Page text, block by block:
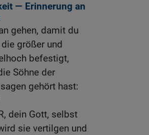
— Erinnerung an
gehen, damit du
größer und
befestigt,
Söhne der
gehört hast:
dein Gott, selbst
sie vertilgen und